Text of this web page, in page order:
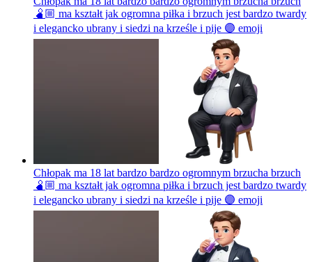
🫄🏼 ma kształt jak ogromna piłka i brzuch jest bardzo twardy
i elegancko ubrany i siedzi na krześle i pije 🟣 emoji
Chłopak ma 18 lat bardzo bardzo ogromnym brzucha brzuch
🫄🏼 ma kształt jak ogromna piłka i brzuch jest bardzo twardy
i elegancko ubrany i siedzi na krześle i pije 🟣 emoji